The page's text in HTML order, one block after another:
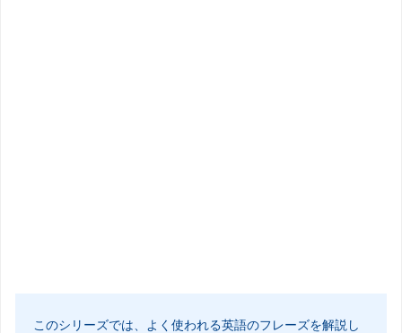
このシリーズでは、よく使われる英語のフレーズを解説し